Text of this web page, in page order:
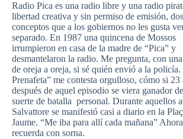
Radio Pica es una radio libre y una radio
libertad creativa y sin permiso de emisión, dos
conceptos que a los gobiernos no les gusta
separado. En 1987 una quincena de Mossos
irrumpieron en casa de la madre de “Pica” y
desmantelaron la radio. Me pregunta, con
de oreja a oreja, si sé quién envió a la
Prenafeta” me contesta orgulloso, cómo si 23
después de aquel episodio se viera ganador
suerte de batalla personal. Durante aquellos
Salvattore se manifestó casi a diario en la
Jaume. “Me iba para allí cada mañana”
recuerda con sorna.